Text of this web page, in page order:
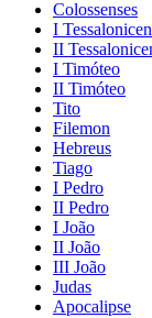
Colossenses
I
II
I Timóteo
II Timóteo
Tito
Filemon
Hebreus
Tiago
I Pedro
II Pedro
I João
II João
III João
Judas
Apocalipse